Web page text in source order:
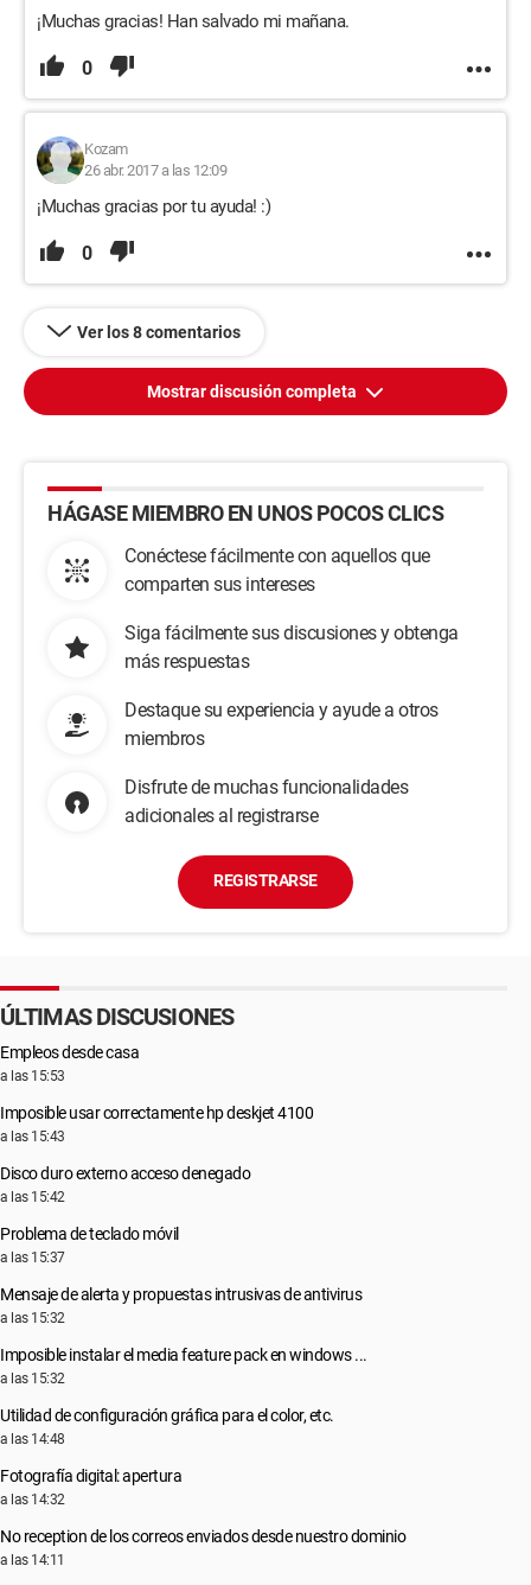
¡Muchas gracias! Han salvado mi mañana.
0
Kozam
26 abr. 2017 a las 12:09
¡Muchas gracias por tu ayuda! :)
0
Ver los 8 comentarios
Mostrar discusión completa
HÁGASE MIEMBRO EN UNOS POCOS CLICS
Conéctese fácilmente con aquellos que
comparten sus intereses
Siga fácilmente sus discusiones y obtenga
más respuestas
Destaque su experiencia y ayude a otros
miembros
Disfrute de muchas funcionalidades
adicionales al registrarse
REGISTRARSE
ÚLTIMAS DISCUSIONES
Empleos desde casa
a las 15:53
Imposible usar correctamente hp deskjet 4100
a las 15:43
Disco duro externo acceso denegado
a las 15:42
Problema de teclado móvil
a las 15:37
Mensaje de alerta y propuestas intrusivas de antivirus
a las 15:32
Imposible instalar el media feature pack en windows ...
a las 15:32
Utilidad de configuración gráfica para el color, etc.
a las 14:48
Fotografía digital: apertura
a las 14:32
No reception de los correos enviados desde nuestro dominio
a las 14:11